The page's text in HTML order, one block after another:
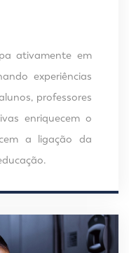
ativamente em
experiências
professores
enriquecem o
a ligação da